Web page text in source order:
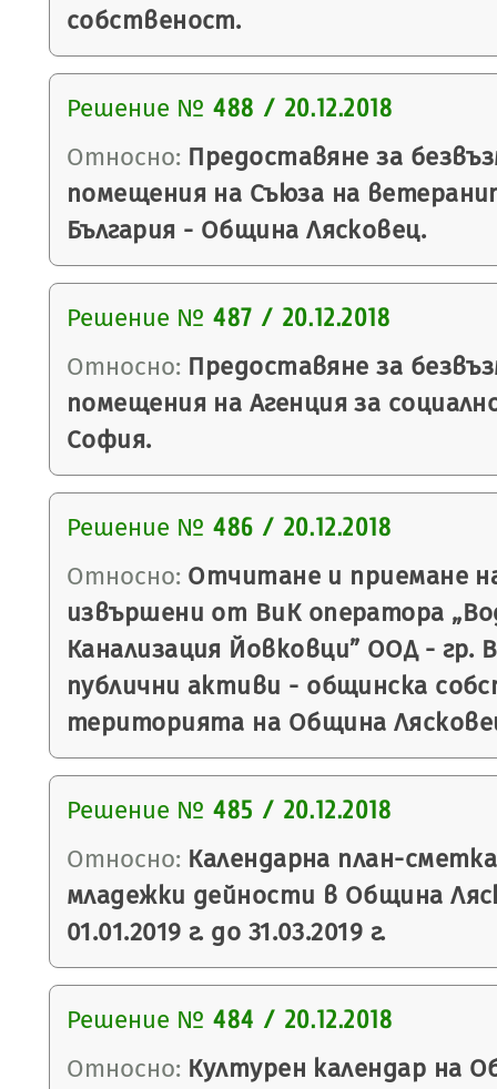
собственост.
Решение № 488 / 20.12.2018
Относно: Предоставяне за
помещения на Съюза на
България - Община Лясковец.
Решение № 487 / 20.12.2018
Относно: Предоставяне за
помещения на Агенция за
София.
Решение № 486 / 20.12.2018
Относно: Отчитане и приемане
извършени от ВиК оператора
Канализация Йовковци” ООД - гр.
публични активи - общинска
територията на Община
Решение № 485 / 20.12.2018
Относно: Календарна план-
младежки дейности в Община
01.01.2019 г. до 31.03.2019 г.
Решение № 484 / 20.12.2018
Относно: Културен календар на